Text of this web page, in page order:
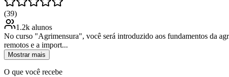
(39)
1.2k alunos
No curso "Agrimensura", você será introduzido aos fundamentos da
remotos e a import...
Mostrar mais
O que você recebe